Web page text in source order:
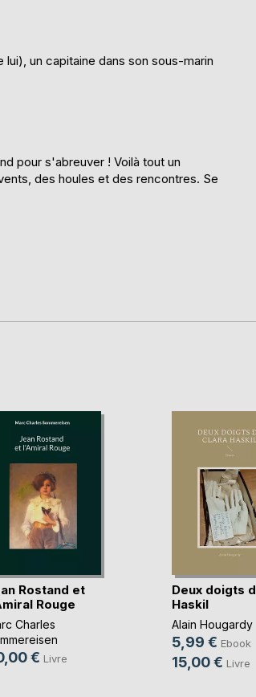
un capitaine dans son sous-marin
pour s'abreuver ! Voilà tout un
des houles et des rencontres. Se
Rostand et
Rouge
Charles
€ Livre
Deux doigts
Haskil
Alain Hougardy
5,99 € Ebook
15,00 € Livre